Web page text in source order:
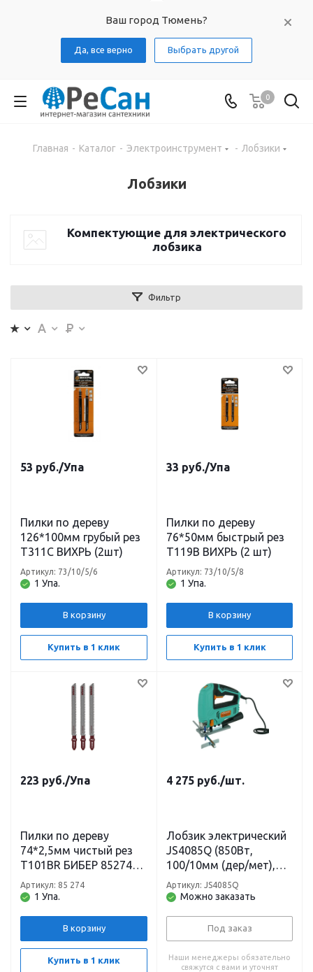
Ваш город Тюмень?
Да, все верно Выбрать другой
0
Главная - Каталог - Электроинструмент - Лобзики
Лобзики
Компектующие для электрического
лобзика
Фильтр
53 руб./Упа
Пилки по дереву
126*100мм грубый рез
Т311C ВИХРЬ (2шт)
1 Упа.
Артикул: 73/10/5/6
В корзину
Купить в 1 клик
33 руб./Упа
Пилки по дереву
76*50мм быстрый рез
Т119В ВИХРЬ (2 шт)
1 Упа.
Артикул: 73/10/5/8
В корзину
Купить в 1 клик
223 руб./Упа
Пилки по дереву
74*2,5мм чистый рез
Т101ВR БИБЕР 85274
(3шт)
1 Упа.
Артикул: 85 274
В корзину
Купить в 1 клик
4 275 руб./шт.
Лобзик электрический
JS4085Q (850Вт,
100/10мм (дер/мет),
быстрозаж) STURM
Можно заказать
Артикул: JS4085Q
Под заказ
Наши менеджеры обязательно
свяжутся с вами и уточнят